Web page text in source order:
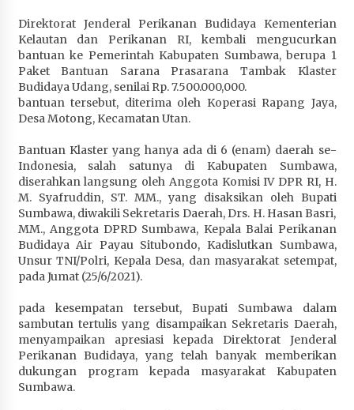
Bupati Sumbawa Lepas 487 Atlet dari Berbagai
Cabor yang Akan Berjuang pada PORPROV XII
NTB 2026
4 minggu ago
BAZNAS Kabupaten Sumbawa Salurkan Bantuan
Santong
4 minggu ago
Dosen UTS Siap Kembangkan Inovasi Lewat
Pelatihan PDPP 2026 Bali
4 minggu ago
Terapkan “Polantas Menyapa”, Satlantas Polres
Sumbawa Berupaya Wujudkan Pelayanan
Kepolisian yang Profesional
1 bulan ago
Capaian Program Pemerintah Kabupaten
Sumbawa Terus Dirasakan Masyarakat
1 bulan ago
Direktorat Jenderal Perikanan Budidaya Kementerian
Kelautan dan Perikanan RI, kembali mengucurkan
bantuan ke Pemerintah Kabupaten Sumbawa, berupa 1
Paket Bantuan Sarana Prasarana Tambak Klaster
Budidaya Udang, senilai Rp. 7.500.000,000.
bantuan tersebut, diterima oleh Koperasi Rapang Jaya,
Desa Motong, Kecamatan Utan.
Bantuan Klaster yang hanya ada di 6 (enam) daerah se-
Indonesia, salah satunya di Kabupaten Sumbawa,
diserahkan langsung oleh Anggota Komisi IV DPR RI, H.
M. Syafruddin, ST. MM., yang disaksikan oleh Bupati
Sumbawa, diwakili Sekretaris Daerah, Drs. H. Hasan Basri,
MM., Anggota DPRD Sumbawa, Kepala Balai Perikanan
Budidaya Air Payau Situbondo, Kadislutkan Sumbawa,
Unsur TNI/Polri, Kepala Desa, dan masyarakat setempat,
pada Jumat (25/6/2021).
pada kesempatan tersebut, Bupati Sumbawa dalam
sambutan tertulis yang disampaikan Sekretaris Daerah,
menyampaikan apresiasi kepada Direktorat Jenderal
Perikanan Budidaya, yang telah banyak memberikan
dukungan program kepada masyarakat Kabupaten
Sumbawa.